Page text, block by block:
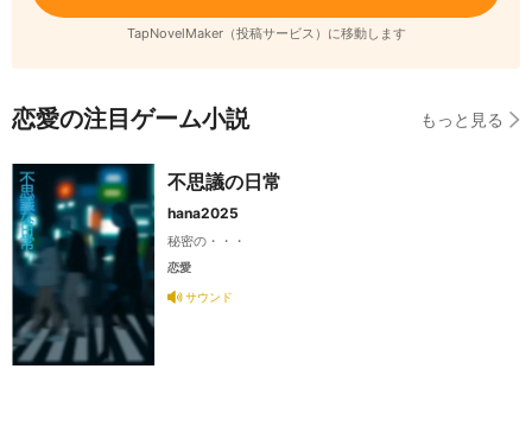
TapNovelMaker（投稿サービス）に移動します
恋愛の注目ゲーム小説 もっと見る
不思議の日常
hana2025
秘密の・・・
恋愛
サウンド